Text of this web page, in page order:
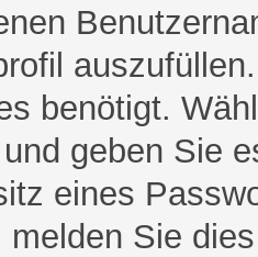
benötigt.
geben Sie
eines
melden Sie